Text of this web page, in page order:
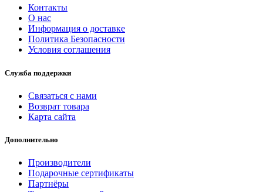
Контакты
О нас
Информация о доставке
Политика Безопасности
Условия соглашения
Служба поддержки
Связаться с нами
Возврат товара
Карта сайта
Дополнительно
Производители
Подарочные сертификаты
Партнёры